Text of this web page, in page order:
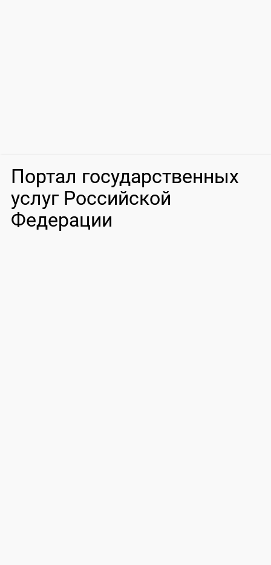
Портал государственных
услуг Российской
Федерации